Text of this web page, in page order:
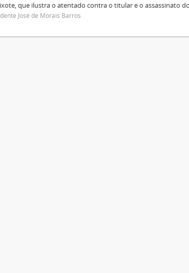
que ilustra o atentado contra o titular e o assassinato
José de Morais Barros